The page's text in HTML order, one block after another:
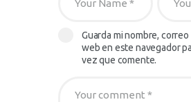
Guarda mi nombre,
web en este navegador
vez que comente.